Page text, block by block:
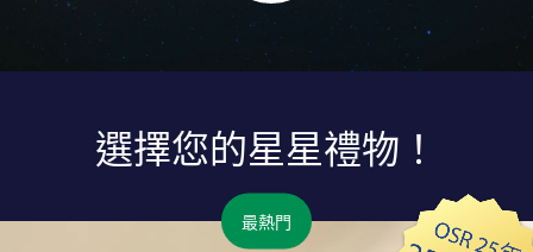
選擇您的星星禮物！
最熱門